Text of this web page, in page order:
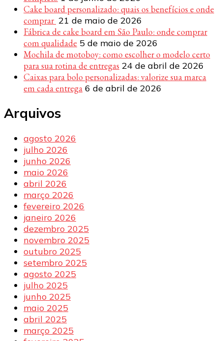
Cake board personalizado: quais os benefícios e onde
comprar 21 de maio de 2026
Fábrica de cake board em São Paulo: onde comprar
com qualidade 5 de maio de 2026
Mochila de motoboy: como escolher o modelo certo
para sua rotina de entregas 24 de abril de 2026
Caixas para bolo personalizadas: valorize sua marca
em cada entrega 6 de abril de 2026
Arquivos
agosto 2026
julho 2026
junho 2026
maio 2026
abril 2026
março 2026
fevereiro 2026
janeiro 2026
dezembro 2025
novembro 2025
outubro 2025
setembro 2025
agosto 2025
julho 2025
junho 2025
maio 2025
abril 2025
março 2025